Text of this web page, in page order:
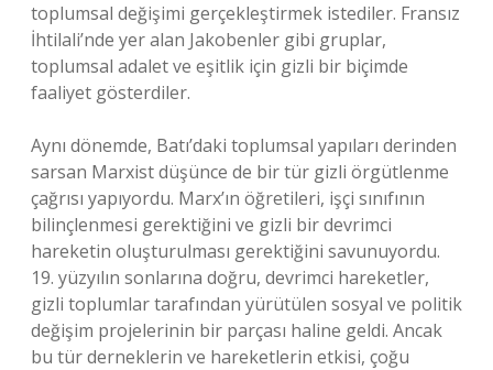
toplumsal değişimi gerçekleştirmek istediler. Fransız
İhtilali’nde yer alan Jakobenler gibi gruplar,
toplumsal adalet ve eşitlik için gizli bir biçimde
faaliyet gösterdiler.
Aynı dönemde, Batı’daki toplumsal yapıları derinden
sarsan Marxist düşünce de bir tür gizli örgütlenme
çağrısı yapıyordu. Marx’ın öğretileri, işçi sınıfının
bilinçlenmesi gerektiğini ve gizli bir devrimci
hareketin oluşturulması gerektiğini savunuyordu.
19. yüzyılın sonlarına doğru, devrimci hareketler,
gizli toplumlar tarafından yürütülen sosyal ve politik
değişim projelerinin bir parçası haline geldi. Ancak
bu tür derneklerin ve hareketlerin etkisi, çoğu